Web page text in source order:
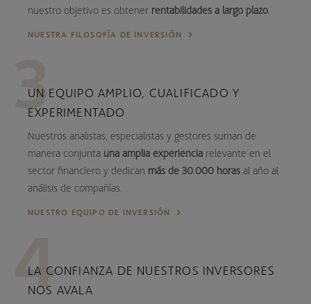
nuestro objetivo es obtener rentabilidades a largo plazo
NUESTRA FILOSOFÍA DE INVERSIÓN
UN EQUIPO AMPLIO, CUALIFICADO Y
EXPERIMENTADO
Nuestros analistas, especialistas y gestores suman de
manera conjunta una amplia experiencia relevante en el
sector financiero y dedican más de 30.000 horas al año al
análisis de compañías.
NUESTRO EQUIPO DE INVERSIÓN
LA CONFIANZA DE NUESTROS INVERSORES
NOS AVALA